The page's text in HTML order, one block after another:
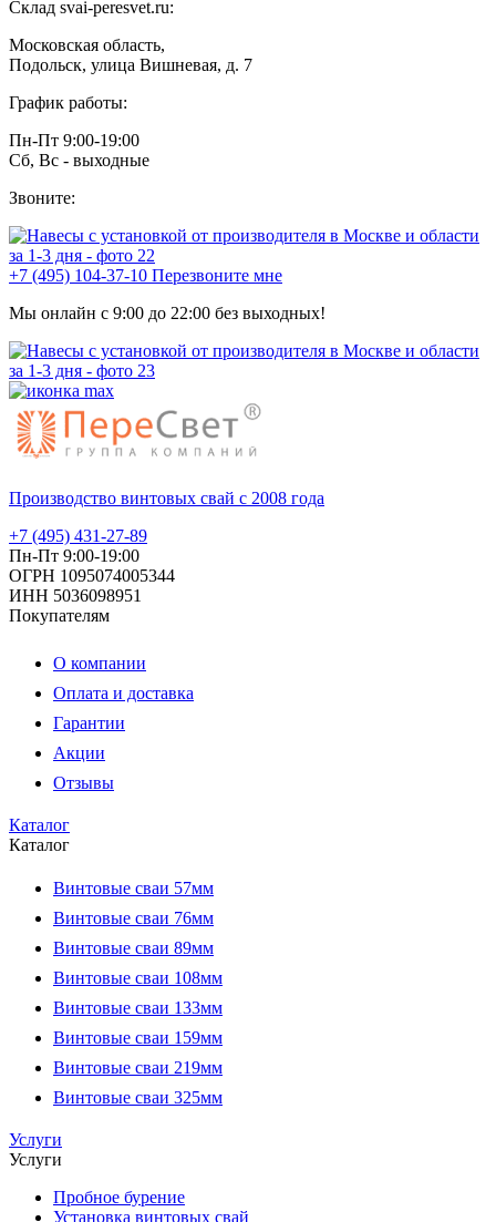
Склад svai-peresvet.ru:
Московская область,
Подольск, улица Вишневая, д. 7
График работы:
Пн-Пт 9:00-19:00
Сб, Вс - выходные
Звоните:
+7 (495) 104-37-10 Перезвоните мне
Мы онлайн с 9:00 до 22:00 без выходных!
Производство винтовых свай с 2008 года
+7 (495) 431-27-89
Пн-Пт 9:00-19:00
ОГРН 1095074005344
ИНН 5036098951
Покупателям
О компании
Оплата и доставка
Гарантии
Акции
Отзывы
Каталог
Каталог
Винтовые сваи 57мм
Винтовые сваи 76мм
Винтовые сваи 89мм
Винтовые сваи 108мм
Винтовые сваи 133мм
Винтовые сваи 159мм
Винтовые сваи 219мм
Винтовые сваи 325мм
Услуги
Услуги
Пробное бурение
Установка винтовых свай